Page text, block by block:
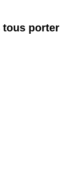
tous porter